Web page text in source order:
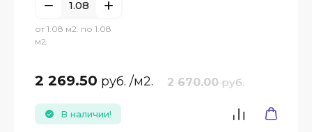
от 1.08 м2. по 1.08
м2.
2 269.50 руб. /м2. 2 670.00 руб.
В наличии!